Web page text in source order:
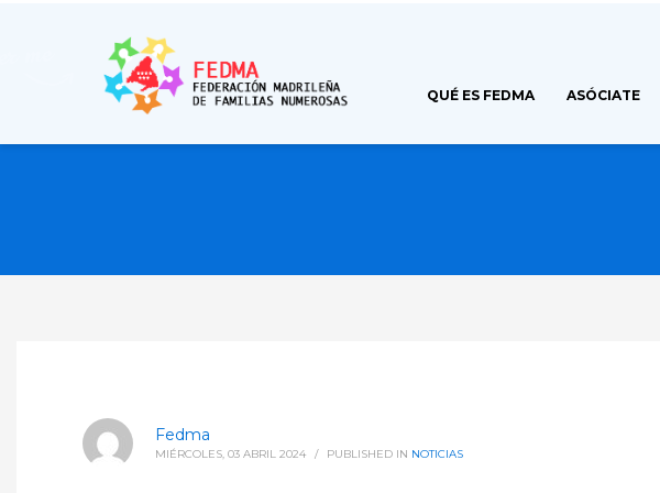
QUÉ ES FEDMA ASÓCIATE
Fedma
MIÉRCOLES, 03 ABRIL 2024 / PUBLISHED IN NOTICIAS